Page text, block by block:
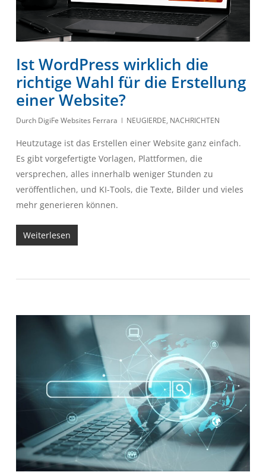
Ist WordPress wirklich die
richtige Wahl für die Erstellung
einer Website?
Durch DigiFe Websites Ferrara NEUGIERDE, NACHRICHTEN
Heutzutage ist das Erstellen einer Website ganz einfach.
Es gibt vorgefertigte Vorlagen, Plattformen, die
versprechen, alles innerhalb weniger Stunden zu
veröffentlichen, und KI-Tools, die Texte, Bilder und vieles
mehr generieren können.
Weiterlesen